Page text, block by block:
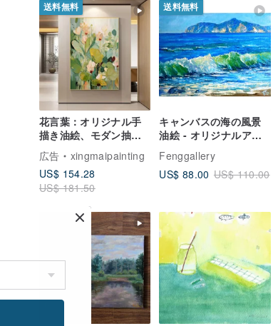
送料無料
花言葉：オリジナル手
描き油絵、モダン抽象
花卉装飾画 – リビン
グ、ダイニング、廊
下、玄関、寝室に
広告
xingmaipainting
US$ 154.28
US$ 181.50
送料無料
キャンバスの海の風景
油絵 - オリジナルアー
ト - 波の絵画 - 海辺の
アート
Fenggallery
US$ 88.00 US$ 110.00